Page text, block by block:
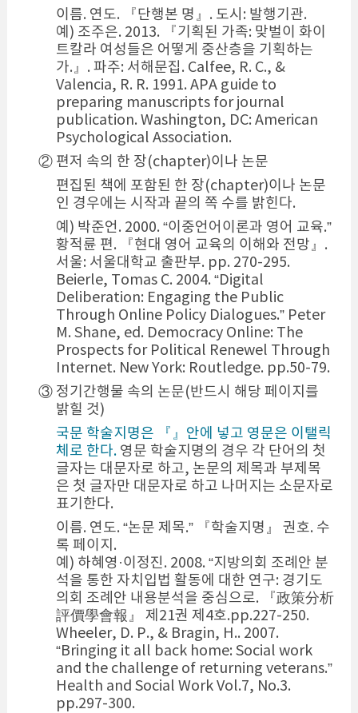
이름. 연도. 『단행본 명』. 도시: 발행기관.
예) 조주은. 2013. 『기획된 가족: 맞벌이 화이
트칼라 여성들은 어떻게 중산층을 기획하는
가.』. 파주: 서해문집. Calfee, R. C., &
Valencia, R. R. 1991. APA guide to
preparing manuscripts for journal
publication. Washington, DC: American
Psychological Association.
② 편저 속의 한 장(chapter)이나 논문
편집된 책에 포함된 한 장(chapter)이나 논문
인 경우에는 시작과 끝의 쪽 수를 밝힌다.
예) 박준언. 2000. “이중언어이론과 영어 교육.”
황적륜 편. 『현대 영어 교육의 이해와 전망』.
서울: 서울대학교 출판부. pp. 270-295.
Beierle, Tomas C. 2004. “Digital
Deliberation: Engaging the Public
Through Online Policy Dialogues.” Peter
M. Shane, ed. Democracy Online: The
Prospects for Political Renewel Through
Internet. New York: Routledge. pp.50-79.
③ 정기간행물 속의 논문(반드시 해당 페이지를
밝힐 것)
국문 학술지명은 『』안에 넣고 영문은 이탤릭
체로 한다.영문 학술지명의 경우 각 단어의 첫
글자는 대문자로 하고, 논문의 제목과 부제목
은 첫 글자만 대문자로 하고 나머지는 소문자로
표기한다.
이름. 연도. “논문 제목.” 『학술지명』 권호. 수
록 페이지.
예) 하혜영·이정진. 2008. “지방의회 조례안 분
석을 통한 자치입법 활동에 대한 연구: 경기도
의회 조례안 내용분석을 중심으로. 『政策分析
評價學會報』 제21권 제4호.pp.227-250.
Wheeler, D. P., & Bragin, H.. 2007.
“Bringing it all back home: Social work
and the challenge of returning veterans.”
Health and Social Work Vol.7, No.3.
pp.297-300.